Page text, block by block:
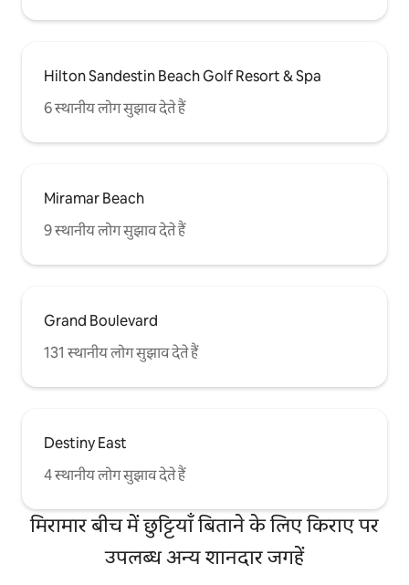
Hilton Sandestin Beach Golf Resort & Spa
6 स्थानीय लोग सुझाव देते हैं
Miramar Beach
9 स्थानीय लोग सुझाव देते हैं
Grand Boulevard
131 स्थानीय लोग सुझाव देते हैं
Destiny East
4 स्थानीय लोग सुझाव देते हैं
मिरामार बीच में छुट्टियाँ बिताने के लिए किराए पर
उपलब्ध अन्य शानदार जगहें